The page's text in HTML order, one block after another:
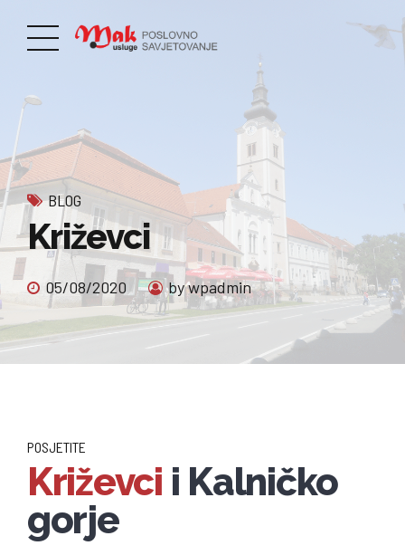
BLOG
Križevci
05/08/2020 by wpadmin
POSJETITE
Križevci i Kalničko
gorje